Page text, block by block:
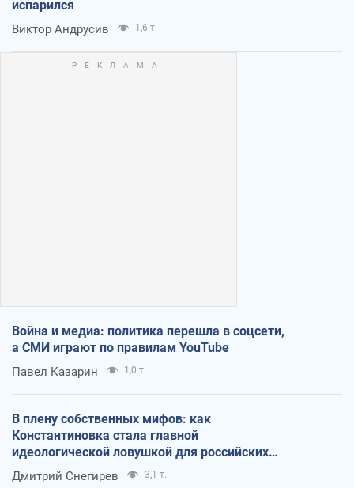
испарился
Виктор Андрусив 1,6 т.
Война и медиа: политика перешла в соцсети,
а СМИ играют по правилам YouTube
Павел Казарин 1,0 т.
В плену собственных мифов: как
Константиновка стала главной
идеологической ловушкой для российских
оккупантов
Дмитрий Снегирев 3,1 т.